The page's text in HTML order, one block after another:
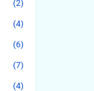
(2)
(4)
(6)
(7)
(4)